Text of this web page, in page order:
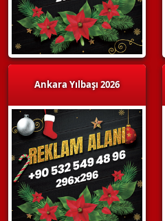
Ankara Yılbaşı 2026